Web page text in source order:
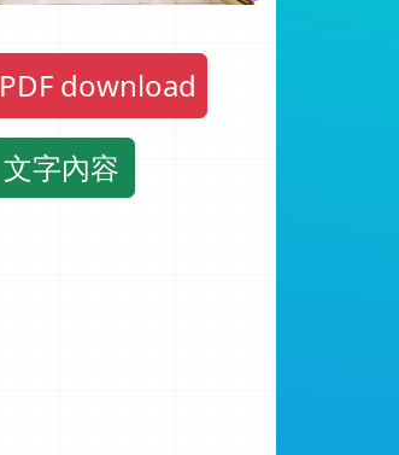
PDF download
文字內容